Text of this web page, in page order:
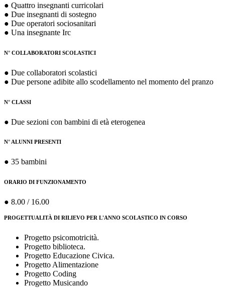
● Quattro insegnanti curricolari
● Due insegnanti di sostegno
● Due operatori sociosanitari
● Una insegnante Irc
N° COLLABORATORI SCOLASTICI
● Due collaboratori scolastici
● Due persone adibite allo scodellamento nel momento del pranzo
N° CLASSI
● Due sezioni con bambini di età eterogenea
N° ALUNNI PRESENTI
● 35 bambini
ORARIO DI FUNZIONAMENTO
● 8.00 / 16.00
PROGETTUALITÀ DI RILIEVO PER L'ANNO SCOLASTICO IN CORSO
Progetto psicomotricità.
Progetto biblioteca.
Progetto Educazione Civica.
Progetto Alimentazione
Progetto Coding
Progetto Musicando